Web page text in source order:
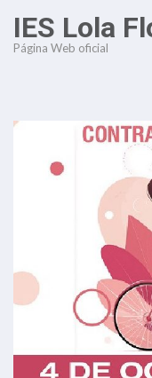
contenido
tecla
IES Lola
Página Web oficial